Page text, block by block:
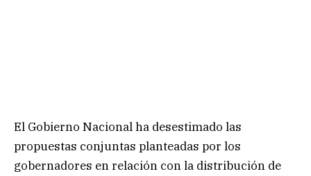
El Gobierno Nacional ha desestimado las
propuestas conjuntas planteadas por los
gobernadores en relación con la distribución de